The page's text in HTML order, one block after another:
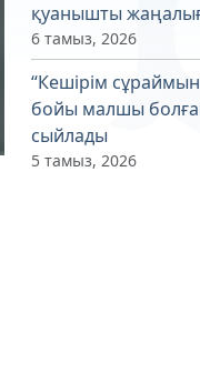
қуанышты
6 тамыз, 2026
“Кешірім
бойы малшы
сыйлады
5 тамыз, 2026